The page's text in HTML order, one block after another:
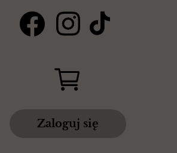
Zaloguj się